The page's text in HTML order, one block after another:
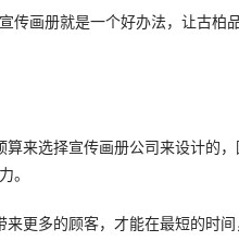
画册就是一个好办法，让古柏
来选择宣传画册公司来设计的，
。
更多的顾客，才能在最短的时间